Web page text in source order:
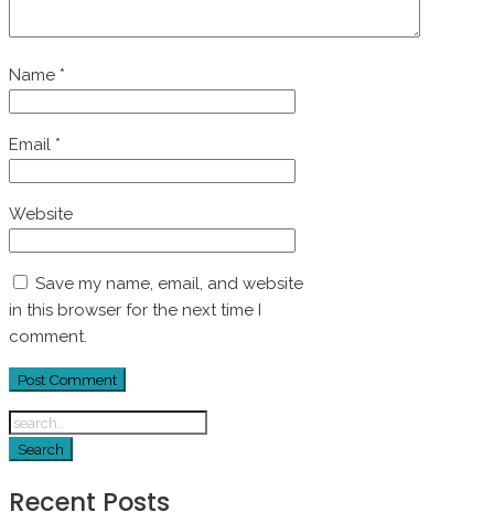
Name *
Email *
Website
Save my name, email, and website
in this browser for the next time I
comment.
Recent Posts